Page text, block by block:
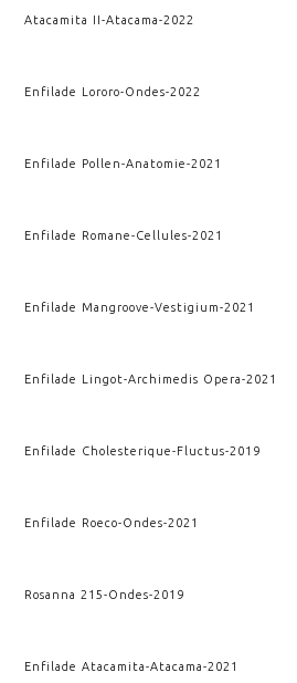
Atacamita II-Atacama-2022
Enfilade Lororo-Ondes-2022
Enfilade Pollen-Anatomie-2021
Enfilade Romane-Cellules-2021
Enfilade Mangroove-Vestigium-2021
Enfilade Lingot-Archimedis Opera-2021
Enfilade Cholesterique-Fluctus-2019
Enfilade Roeco-Ondes-2021
Rosanna 215-Ondes-2019
Enfilade Atacamita-Atacama-2021